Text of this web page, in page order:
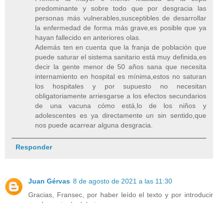
predominante y sobre todo que por desgracia las
personas más vulnerables,susceptibles de desarrollar
la enfermedad de forma más grave,es posible que ya
hayan fallecido en anteriores olas.
Además ten en cuenta que la franja de población que
puede saturar el sistema sanitario está muy definida,es
decir la gente menor de 50 años sana que necesita
internamiento en hospital es mínima,estos no saturan
los hospitales y por supuesto no necesitan
obligatoriamente arriesgarse a los efectos secundarios
de una vacuna cómo está,lo de los niños y
adolescentes es ya directamente un sin sentido,que
nos puede acarrear alguna desgracia.
Responder
Juan Gérvas 8 de agosto de 2021 a las 11:30
Gracias, Fransec, por haber leído el texto y por introducir